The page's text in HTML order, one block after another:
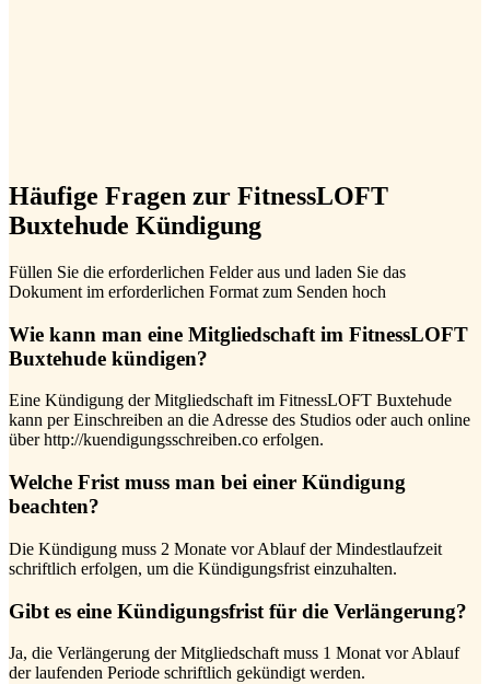
Häufige Fragen zur FitnessLOFT
Buxtehude Kündigung
Füllen Sie die erforderlichen Felder aus und laden Sie das
Dokument im erforderlichen Format zum Senden hoch
Wie kann man eine Mitgliedschaft im FitnessLOFT
Buxtehude kündigen?
Eine Kündigung der Mitgliedschaft im FitnessLOFT Buxtehude
kann per Einschreiben an die Adresse des Studios oder auch online
über http://kuendigungsschreiben.co erfolgen.
Welche Frist muss man bei einer Kündigung
beachten?
Die Kündigung muss 2 Monate vor Ablauf der Mindestlaufzeit
schriftlich erfolgen, um die Kündigungsfrist einzuhalten.
Gibt es eine Kündigungsfrist für die Verlängerung?
Ja, die Verlängerung der Mitgliedschaft muss 1 Monat vor Ablauf
der laufenden Periode schriftlich gekündigt werden.